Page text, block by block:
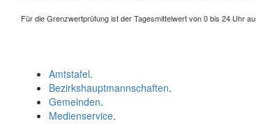
Für die Grenzwertprüfung ist der Tagesmittelwert von 0 bis 24 Uhr
Amtstafel.
Bezirkshauptmannschaften.
Gemeinden.
Medienservice.